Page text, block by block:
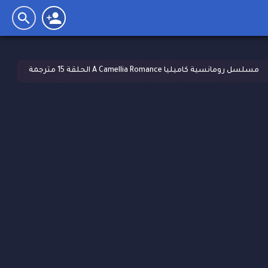
مسلسل رومانسية كاميليا A Camellia Romance الحلقة 15 مترجمة